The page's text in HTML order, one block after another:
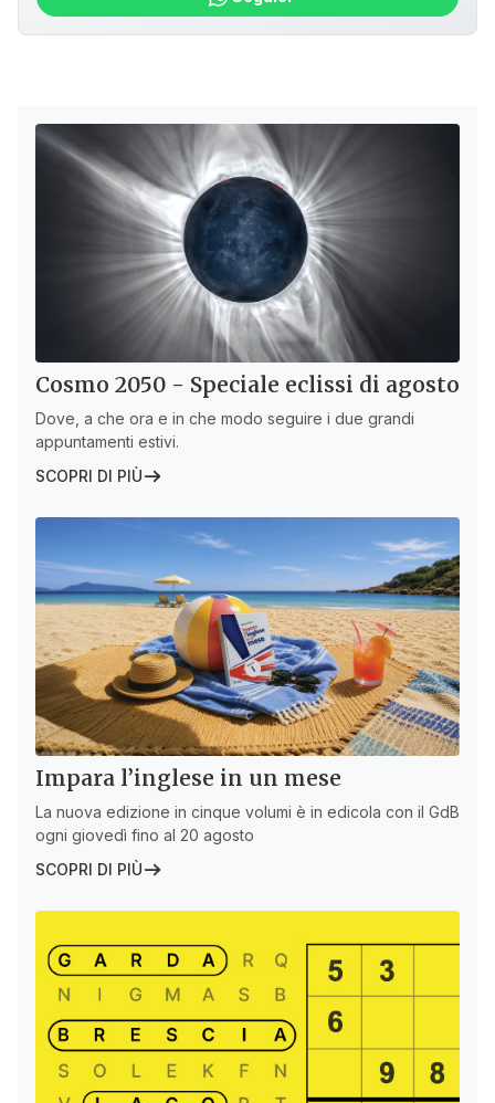
Cosmo 2050 - Speciale eclissi di agosto
Dove, a che ora e in che modo seguire i due grandi
appuntamenti estivi.
SCOPRI DI PIÙ
Impara l’inglese in un mese
La nuova edizione in cinque volumi è in edicola con il GdB
ogni giovedì fino al 20 agosto
SCOPRI DI PIÙ